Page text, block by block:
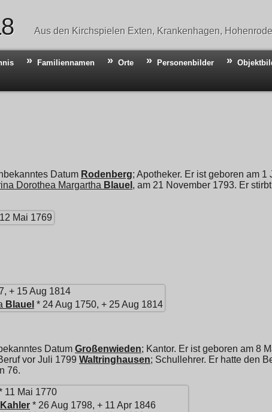
Aus den Kirchspielen Exten, Krankenhagen,
Familiennamen Orte Personenbilder
Datum Rodenberg; Apotheker. Er ist geboren am
Dorothea Margartha Blauel , am 21 November 1793. Er
Mai 1769
+ 15 Aug 1814
Blauel * 24 Aug 1750, + 25 Aug 1814
Datum Großenwieden; Kantor. Er ist geboren am 8
vor Juli 1799 Waltringhausen; Schullehrer. Er hatte den
76.
11 Mai 1770
Kahler * 26 Aug 1798, + 11 Apr 1846